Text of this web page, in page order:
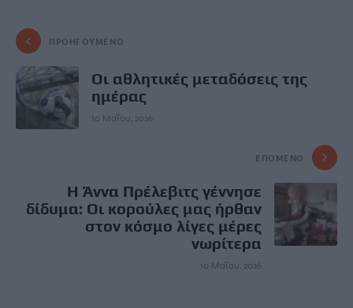
ΠΡΟΗΓΟΎΜΕΝΟ
Οι αθλητικές μεταδόσεις της
ημέρας
10 Μαΐου, 2026
ΕΠΌΜΕΝΟ
Η Άννα Πρέλεβιτς γέννησε
δίδυμα: Οι κορούλες μας ήρθαν
στον κόσμο λίγες μέρες
νωρίτερα
10 Μαΐου, 2026